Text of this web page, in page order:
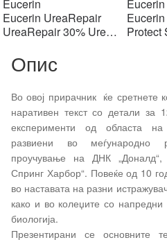
was:
903 ден.
is:
903 ден.
Eucerin
Eucerin UreaRepair
UreaRepair 30% Urea
30% уреа 75 мл
Eucerin
Protect
Опис
Во овој прирачник ќе сретнете
наративен текст со детали за
експерименти од областа на
развиени во меѓународно
проучување на ДНК „Доналд“,
Спринг Харбор“. Повеќе од 10
во наставата на разни
како и во колеџите со
биологија.
Презентирани се основните